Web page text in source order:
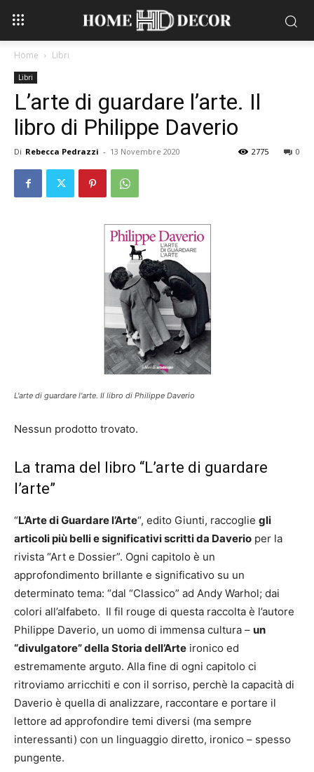
Home Libri
Libri
L’arte di guardare l’arte. Il
libro di Philippe Daverio
Di Rebecca Pedrazzi - 13 Novembre 2020 0
2775
L'arte di guardare l'arte. Il libro di Philippe Daverio
Nessun prodotto trovato.
La trama del libro “L’arte di guardare
l’arte”
“L’Arte di Guardare l’Arte“, edito Giunti, raccoglie gli
articoli più belli e significativi scritti da Daverio per la
rivista “Art e Dossier”. Ogni capitolo è un
approfondimento brillante e significativo su un
determinato tema: “dal “Classico” ad Andy Warhol; dai
colori all’alfabeto. Il fil rouge di questa raccolta è l’autore
Philippe Daverio, un uomo di immensa cultura – un
“divulgatore” della Storia dell’Arte ironico ed
estremamente arguto. Alla fine di ogni capitolo ci
ritroviamo arricchiti e con il sorriso, perchè la capacità di
Daverio è quella di analizzare, raccontare e portare il
lettore ad approfondire temi diversi (ma sempre
interessanti) con un linguaggio diretto, ironico – spesso
pungente.